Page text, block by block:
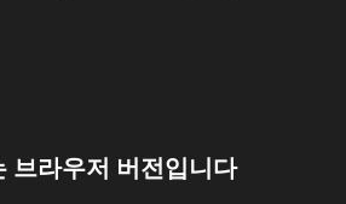
브라우저 버전입니다